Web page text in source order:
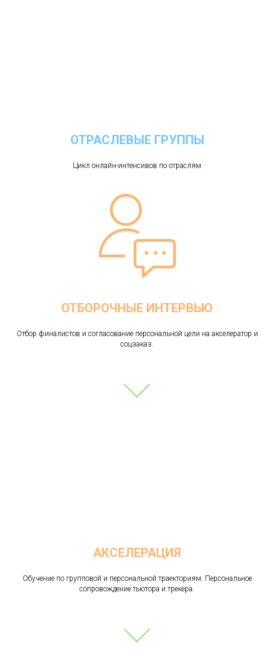
ОТРАСЛЕВЫЕ ГРУППЫ
Цикл онлайн-интенсивов по отраслям
ОТБОРОЧНЫЕ ИНТЕРВЬЮ
Отбор финалистов и согласование персональной цели на акселератор и
соцзаказ.
АКСЕЛЕРАЦИЯ
Обучение по групповой и персональной траекториям. Персональное
сопровождение тьютора и трекера.